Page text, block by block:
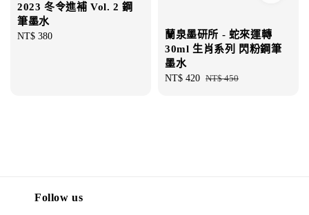
2023 冬令進補 Vol. 2 鋼
筆墨水
Regular
NT$ 380
蘭泉墨研所 - 蛇來運轉
30ml 生肖系列 閃粉鋼筆
墨水
Sale
NT$ 420 Regular
NT$ 450
Follow us